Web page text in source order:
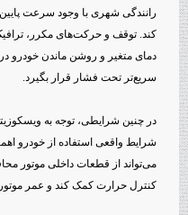
رانندگی شهری با وجود سرعت
کند. توقف و حرکت‌های مکرر،
دمای متغیر و روشن ماندن خودرو
سریع‌تر تحت فشار قرار بگیرد.
شرایط واقعی استفاده از خودرو
می‌تواند از قطعات داخلی موتور
کنترل حرارت کمک کند و عمر